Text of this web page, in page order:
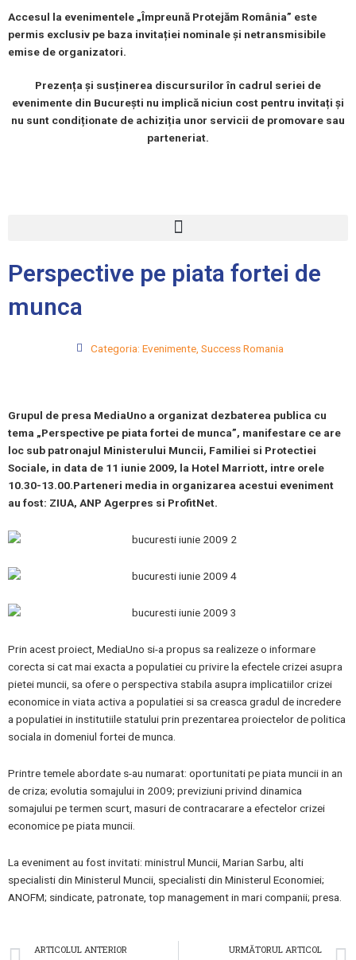
Accesul la evenimentele „Împreună Protejăm România” este
permis exclusiv pe baza invitației nominale și netransmisibile
emise de organizatori.
Prezența și susținerea discursurilor în cadrul seriei de
evenimente din București nu implică niciun cost pentru invitați și
nu sunt condiționate de achiziția unor servicii de promovare sau
parteneriat.
Meniu
Perspective pe piata fortei de
munca
Categoria: Evenimente, Success Romania
Grupul de presa MediaUno a organizat dezbaterea publica cu
tema „Perspective pe piata fortei de munca”, manifestare ce are
loc sub patronajul Ministerului Muncii, Familiei si Protectiei
Sociale, in data de 11 iunie 2009, la Hotel Marriott, intre orele
10.30-13.00.Parteneri media in organizarea acestui eveniment
au fost: ZIUA, ANP Agerpres si ProfitNet.
Prin acest proiect, MediaUno si-a propus sa realizeze o informare
corecta si cat mai exacta a populatiei cu privire la efectele crizei asupra
pietei muncii, sa ofere o perspectiva stabila asupra implicatiilor crizei
economice in viata activa a populatiei si sa creasca gradul de incredere
a populatiei in institutiile statului prin prezentarea proiectelor de politica
sociala in domeniul fortei de munca.
Printre temele abordate s-au numarat: oportunitati pe piata muncii in an
de criza; evolutia somajului in 2009; previziuni privind dinamica
somajului pe termen scurt, masuri de contracarare a efectelor crizei
economice pe piata muncii.
La eveniment au fost invitati: ministrul Muncii, Marian Sarbu, alti
specialisti din Ministerul Muncii, specialisti din Ministerul Economiei;
ANOFM; sindicate, patronate, top management in mari companii; presa.
Prev
ARTICOLUL ANTERIOR URMĂTORUL ARTICOL